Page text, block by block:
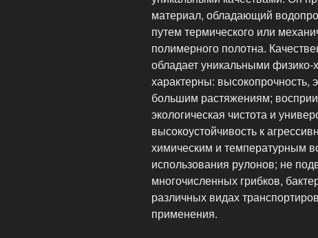
материал, обладающий
путем термического или
полимерного полотна.
обладает уникальными
характерны: высокопрочность,
большим растяжениям;
экологическая чистота и
высокоустойчивость к
химическим и температурным
использования рулонов; не
многочисленных грибков,
различных видах
применения.